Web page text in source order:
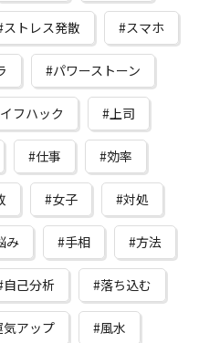
ストレス発散 スマホ
パワーストーン
フハック 上司
仕事 効率
女子 対処
み 手相 方法
自己分析 落ち込む
気アップ 風水